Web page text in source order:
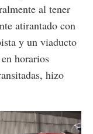
al tener
atirantado con
y un viaducto
horarios
hizo